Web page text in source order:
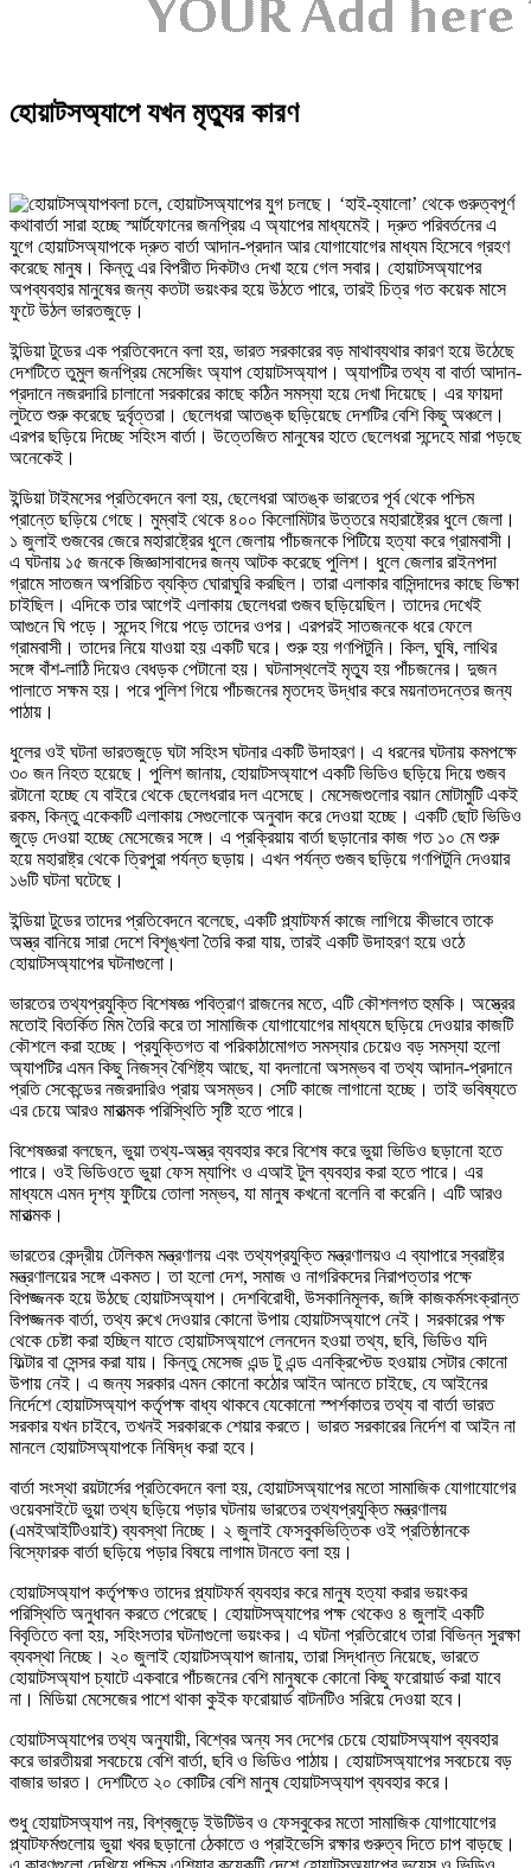
হোয়াটসঅ্যাপে যখন মৃত্যুর কারণ
বলা চলে, হোয়াটসঅ্যাপের যুগ চলছে। ‘হাই-হ্যালো’ থেকে গুরুত্বপূর্ণ
কথাবার্তা সারা হচ্ছে স্মার্টফোনের জনপ্রিয় এ অ্যাপের মাধ্যমেই। দ্রুত পরিবর্তনের এ
যুগে হোয়াটসঅ্যাপকে দ্রুত বার্তা আদান-প্রদান আর যোগাযোগের মাধ্যম হিসেবে গ্রহণ
করেছে মানুষ। কিন্তু এর বিপরীত দিকটাও দেখা হয়ে গেল সবার। হোয়াটসঅ্যাপের
অপব্যবহার মানুষের জন্য কতটা ভয়ংকর হয়ে উঠতে পারে, তারই চিত্র গত কয়েক মাসে
ফুটে উঠল ভারতজুড়ে।
ইন্ডিয়া টুডের এক প্রতিবেদনে বলা হয়, ভারত সরকারের বড় মাথাব্যথার কারণ হয়ে উঠেছে
দেশটিতে তুমুল জনপ্রিয় মেসেজিং অ্যাপ হোয়াটসঅ্যাপ। অ্যাপটির তথ্য বা বার্তা আদান-
প্রদানে নজরদারি চালানো সরকারের কাছে কঠিন সমস্যা হয়ে দেখা দিয়েছে। এর ফায়দা
লুটতে শুরু করেছে দুর্বৃত্তরা। ছেলেধরা আতঙ্ক ছড়িয়েছে দেশটির বেশি কিছু অঞ্চলে।
এরপর ছড়িয়ে দিচ্ছে সহিংস বার্তা। উত্তেজিত মানুষের হাতে ছেলেধরা সন্দেহে মারা পড়ছে
অনেকেই।
ইন্ডিয়া টাইমসের প্রতিবেদনে বলা হয়, ছেলেধরা আতঙ্ক ভারতের পূর্ব থেকে পশ্চিম
প্রান্তে ছড়িয়ে গেছে। মুম্বাই থেকে ৪০০ কিলোমিটার উত্তরে মহারাষ্ট্রের ধুলে জেলা।
১ জুলাই গুজবের জেরে মহারাষ্ট্রের ধুলে জেলায় পাঁচজনকে পিটিয়ে হত্যা করে গ্রামবাসী।
এ ঘটনায় ১৫ জনকে জিজ্ঞাসাবাদের জন্য আটক করেছে পুলিশ। ধুলে জেলার রাইনপদা
গ্রামে সাতজন অপরিচিত ব্যক্তি ঘোরাঘুরি করছিল। তারা এলাকার বাসিন্দাদের কাছে ভিক্ষা
চাইছিল। এদিকে তার আগেই এলাকায় ছেলেধরা গুজব ছড়িয়েছিল। তাদের দেখেই
আগুনে ঘি পড়ে। সন্দেহ গিয়ে পড়ে তাদের ওপর। এরপরই সাতজনকে ধরে ফেলে
গ্রামবাসী। তাদের নিয়ে যাওয়া হয় একটি ঘরে। শুরু হয় গণপিটুনি। কিল, ঘুষি, লাথির
সঙ্গে বাঁশ-লাঠি দিয়েও বেধড়ক পেটানো হয়। ঘটনাস্থলেই মৃত্যু হয় পাঁচজনের। দুজন
পালাতে সক্ষম হয়। পরে পুলিশ গিয়ে পাঁচজনের মৃতদেহ উদ্ধার করে ময়নাতদন্তের জন্য
পাঠায়।
ধুলের ওই ঘটনা ভারতজুড়ে ঘটা সহিংস ঘটনার একটি উদাহরণ। এ ধরনের ঘটনায় কমপক্ষে
৩০ জন নিহত হয়েছে। পুলিশ জানায়, হোয়াটসঅ্যাপে একটি ভিডিও ছড়িয়ে দিয়ে গুজব
রটানো হচ্ছে যে বাইরে থেকে ছেলেধরার দল এসেছে। মেসেজগুলোর বয়ান মোটামুটি একই
রকম, কিন্তু একেকটি এলাকায় সেগুলোকে অনুবাদ করে দেওয়া হচ্ছে। একটি ছোট ভিডিও
জুড়ে দেওয়া হচ্ছে মেসেজের সঙ্গে। এ প্রক্রিয়ায় বার্তা ছড়ানোর কাজ গত ১০ মে শুরু
হয়ে মহারাষ্ট্র থেকে ত্রিপুরা পর্যন্ত ছড়ায়। এখন পর্যন্ত গুজব ছড়িয়ে গণপিটুনি দেওয়ার
১৬টি ঘটনা ঘটেছে।
ইন্ডিয়া টুডের তাদের প্রতিবেদনে বলেছে, একটি প্ল্যাটফর্ম কাজে লাগিয়ে কীভাবে তাকে
অস্ত্র বানিয়ে সারা দেশে বিশৃঙ্খলা তৈরি করা যায়, তারই একটি উদাহরণ হয়ে ওঠে
হোয়াটসঅ্যাপের ঘটনাগুলো।
ভারতের তথ্যপ্রযুক্তি বিশেষজ্ঞ পবিত্রাণ রাজনের মতে, এটি কৌশলগত হুমকি। অস্ত্রের
মতোই বিতর্কিত মিম তৈরি করে তা সামাজিক যোগাযোগের মাধ্যমে ছড়িয়ে দেওয়ার কাজটি
কৌশলে করা হচ্ছে। প্রযুক্তিগত বা পরিকাঠামোগত সমস্যার চেয়েও বড় সমস্যা হলো
অ্যাপটির এমন কিছু নিজস্ব বৈশিষ্ট্য আছে, যা বদলানো অসম্ভব বা তথ্য আদান-প্রদানে
প্রতি সেকেন্ডের নজরদারিও প্রায় অসম্ভব। সেটি কাজে লাগানো হচ্ছে। তাই ভবিষ্যতে
এর চেয়ে আরও মারাত্মক পরিস্থিতি সৃষ্টি হতে পারে।
বিশেষজ্ঞরা বলছেন, ভুয়া তথ্য-অস্ত্র ব্যবহার করে বিশেষ করে ভুয়া ভিডিও ছড়ানো হতে
পারে। ওই ভিডিওতে ভুয়া ফেস ম্যাপিং ও এআই টুল ব্যবহার করা হতে পারে। এর
মাধ্যমে এমন দৃশ্য ফুটিয়ে তোলা সম্ভব, যা মানুষ কখনো বলেনি বা করেনি। এটি আরও
মারাত্মক।
ভারতের কেন্দ্রীয় টেলিকম মন্ত্রণালয় এবং তথ্যপ্রযুক্তি মন্ত্রণালয়ও এ ব্যাপারে স্বরাষ্ট্র
মন্ত্রণালয়ের সঙ্গে একমত। তা হলো দেশ, সমাজ ও নাগরিকদের নিরাপত্তার পক্ষে
বিপজ্জনক হয়ে উঠছে হোয়াটসঅ্যাপ। দেশবিরোধী, উসকানিমূলক, জঙ্গি কাজকর্মসংক্রান্ত
বিপজ্জনক বার্তা, তথ্য রুখে দেওয়ার কোনো উপায় হোয়াটসঅ্যাপে নেই। সরকারের পক্ষ
থেকে চেষ্টা করা হচ্ছিল যাতে হোয়াটসঅ্যাপে লেনদেন হওয়া তথ্য, ছবি, ভিডিও যদি
ফিল্টার বা সেন্সর করা যায়। কিন্তু মেসেজ এন্ড টু এন্ড এনক্রিপ্টেড হওয়ায় সেটার কোনো
উপায় নেই। এ জন্য সরকার এমন কোনো কঠোর আইন আনতে চাইছে, যে আইনের
নির্দেশে হোয়াটসঅ্যাপ কর্তৃপক্ষ বাধ্য থাকবে যেকোনো স্পর্শকাতর তথ্য বা বার্তা ভারত
সরকার যখন চাইবে, তখনই সরকারকে শেয়ার করতে। ভারত সরকারের নির্দেশ বা আইন না
মানলে হোয়াটসঅ্যাপকে নিষিদ্ধ করা হবে।
বার্তা সংস্থা রয়টার্সের প্রতিবেদনে বলা হয়, হোয়াটসঅ্যাপের মতো সামাজিক যোগাযোগের
ওয়েবসাইটে ভুয়া তথ্য ছড়িয়ে পড়ার ঘটনায় ভারতের তথ্যপ্রযুক্তি মন্ত্রণালয়
(এমইআইটিওয়াই) ব্যবস্থা নিচ্ছে। ২ জুলাই ফেসবুকভিত্তিক ওই প্রতিষ্ঠানকে
বিস্ফোরক বার্তা ছড়িয়ে পড়ার বিষয়ে লাগাম টানতে বলা হয়।
হোয়াটসঅ্যাপ কর্তৃপক্ষও তাদের প্ল্যাটফর্ম ব্যবহার করে মানুষ হত্যা করার ভয়ংকর
পরিস্থিতি অনুধাবন করতে পেরেছে। হোয়াটসঅ্যাপের পক্ষ থেকেও ৪ জুলাই একটি
বিবৃতিতে বলা হয়, সহিংসতার ঘটনাগুলো ভয়ংকর। এ ঘটনা প্রতিরোধে তারা বিভিন্ন সুরক্ষা
ব্যবস্থা নিচ্ছে। ২০ জুলাই হোয়াটসঅ্যাপ জানায়, তারা সিদ্ধান্ত নিয়েছে, ভারতে
হোয়াটসঅ্যাপ চ্যাটে একবারে পাঁচজনের বেশি মানুষকে কোনো কিছু ফরোয়ার্ড করা যাবে
না। মিডিয়া মেসেজের পাশে থাকা কুইক ফরোয়ার্ড বাটনটিও সরিয়ে দেওয়া হবে।
হোয়াটসঅ্যাপের তথ্য অনুযায়ী, বিশ্বের অন্য সব দেশের চেয়ে হোয়াটসঅ্যাপ ব্যবহার
করে ভারতীয়রা সবচেয়ে বেশি বার্তা, ছবি ও ভিডিও পাঠায়। হোয়াটসঅ্যাপের সবচেয়ে বড়
বাজার ভারত। দেশটিতে ২০ কোটির বেশি মানুষ হোয়াটসঅ্যাপ ব্যবহার করে।
শুধু হোয়াটসঅ্যাপ নয়, বিশ্বজুড়ে ইউটিউব ও ফেসবুকের মতো সামাজিক যোগাযোগের
প্ল্যাটফর্মগুলোয় ভুয়া খবর ছড়ানো ঠেকাতে ও প্রাইভেসি রক্ষার গুরুত্ব দিতে চাপ বাড়ছে।